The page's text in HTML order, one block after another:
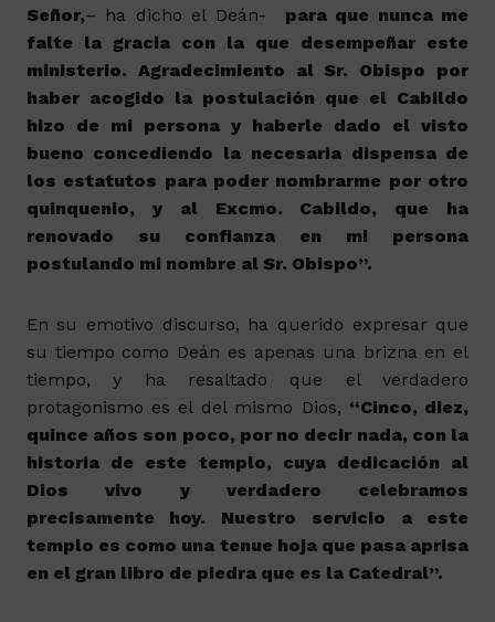
Señor,– ha dicho el Deán- para que nunca me
falte la gracia con la que desempeñar este
ministerio. Agradecimiento al Sr. Obispo por
haber acogido la postulación que el Cabildo
hizo de mi persona y haberle dado el visto
bueno concediendo la necesaria dispensa de
los estatutos para poder nombrarme por otro
quinquenio, y al Excmo. Cabildo, que ha
renovado su confianza en mi persona
postulando mi nombre al Sr. Obispo”.
En su emotivo discurso, ha querido expresar que
su tiempo como Deán es apenas una brizna en el
tiempo, y ha resaltado que el verdadero
protagonismo es el del mismo Dios, “Cinco, diez,
quince años son poco, por no decir nada, con la
historia de este templo, cuya dedicación al
Dios vivo y verdadero celebramos
precisamente hoy. Nuestro servicio a este
templo es como una tenue hoja que pasa aprisa
en el gran libro de piedra que es la Catedral”.